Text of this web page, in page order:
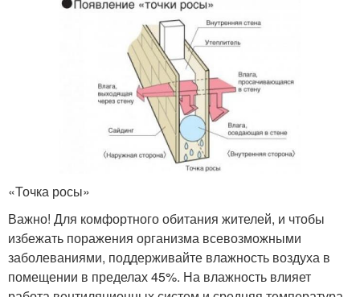
«Точка росы»
Важно! Для комфортного обитания жителей, и чтобы
избежать поражения организма всевозможными
заболеваниями, поддерживайте влажность воздуха в
помещении в пределах 45%. На влажность влияет